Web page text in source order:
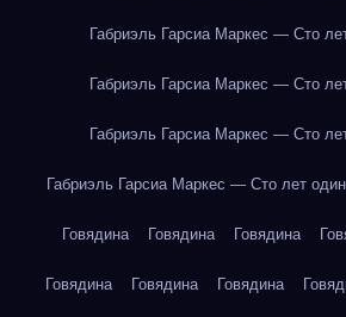
Габриэль Гарсиа Маркес — Сто
Габриэль Гарсиа Маркес — Сто
Габриэль Гарсиа Маркес — Сто
Габриэль Гарсиа Маркес — Сто лет
Говядина Говядина Говядина
Говядина Говядина Говядина